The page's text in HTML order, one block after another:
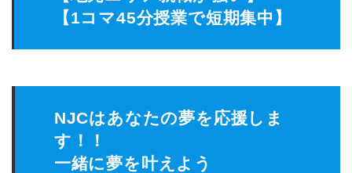
【1コマ45分授業で短期集中】
NJCはあなたの夢を応援しま
す！！
一緒に夢を叶えよう